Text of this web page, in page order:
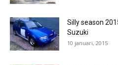
Silly season
Suzuki
10 januari, 2015